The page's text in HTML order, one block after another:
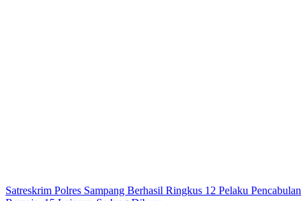
Satreskrim Polres Sampang Berhasil Ringkus 12 Pelaku Pencabulan